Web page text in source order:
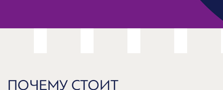
ПОЧЕМУ СТОИТ